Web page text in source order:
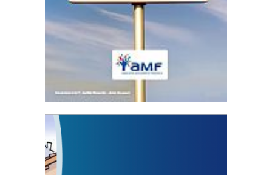
Statut de l’élu local
3 avril 2024
Mise à jour avril 2024
FEUILLETER